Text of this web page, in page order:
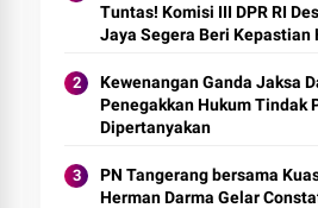
Tuntas! Komisi III DPR RI
Jaya Segera Beri Kepastian
Kewenangan Ganda Jaksa
Penegakkan Hukum Tindak
Dipertanyakan
PN Tangerang bersama
Herman Darma Gelar